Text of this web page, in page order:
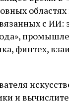
с
финтех,
и